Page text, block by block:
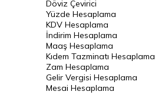
İsveç Kronu Kuru
Japon Yeni Kuru
Serbest Piyasa Döviz Kurları
Merkez Bankası Döviz Kurları
Döviz Çevirici
Yüzde Hesaplama
KDV Hesaplama
İndirim Hesaplama
Maaş Hesaplama
Kıdem Tazminatı Hesaplama
Zam Hesaplama
Gelir Vergisi Hesaplama
Mesai Hesaplama